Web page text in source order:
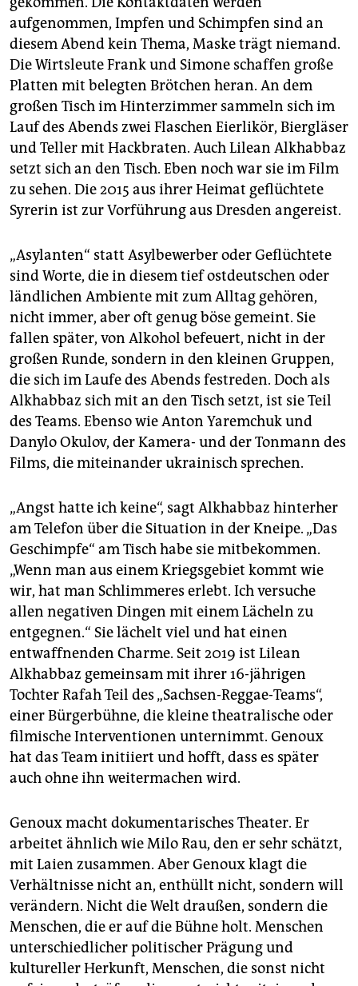
aufgenommen, Impfen und Schimpfen sind an
diesem Abend kein Thema, Maske trägt niemand.
Die Wirtsleute Frank und Simone schaffen große
Platten mit belegten Brötchen heran. An dem
großen Tisch im Hinterzimmer sammeln sich im
Lauf des Abends zwei Flaschen Eierlikör, Biergläser
und Teller mit Hackbraten. Auch Lilean Alkhabbaz
setzt sich an den Tisch. Eben noch war sie im Film
zu sehen. Die 2015 aus ihrer Heimat geflüchtete
Syrerin ist zur Vorführung aus Dresden angereist.
„Asylanten“ statt Asylbewerber oder Geflüchtete
sind Worte, die in diesem tief ostdeutschen oder
ländlichen Ambiente mit zum Alltag gehören,
nicht immer, aber oft genug böse gemeint. Sie
fallen später, von Alkohol befeuert, nicht in der
großen Runde, sondern in den kleinen Gruppen,
die sich im Laufe des Abends festreden. Doch als
Alkhabbaz sich mit an den Tisch setzt, ist sie Teil
des Teams. Ebenso wie Anton Yaremchuk und
Danylo Okulov, der Kamera- und der Tonmann des
Films, die miteinander ukrainisch sprechen.
„Angst hatte ich keine“, sagt Alkhabbaz hinterher
am Telefon über die Situation in der Kneipe. „Das
Geschimpfe“ am Tisch habe sie mitbekommen.
„Wenn man aus einem Kriegsgebiet kommt wie
wir, hat man Schlimmeres erlebt. Ich versuche
allen negativen Dingen mit einem Lächeln zu
entgegnen.“ Sie lächelt viel und hat einen
entwaffnenden Charme. Seit 2019 ist Lilean
Alkhabbaz gemeinsam mit ihrer 16-jährigen
Tochter Rafah Teil des „Sachsen-Reggae-Teams“,
einer Bürgerbühne, die kleine theatralische oder
filmische Interventionen unternimmt. Genoux
hat das Team initiiert und hofft, dass es später
auch ohne ihn weitermachen wird.
Genoux macht dokumentarisches Theater. Er
arbeitet ähnlich wie Milo Rau, den er sehr schätzt,
mit Laien zusammen. Aber Genoux klagt die
Verhältnisse nicht an, enthüllt nicht, sondern will
verändern. Nicht die Welt draußen, sondern die
Menschen, die er auf die Bühne holt. Menschen
unterschiedlicher politischer Prägung und
kultureller Herkunft, Menschen, die sonst nicht